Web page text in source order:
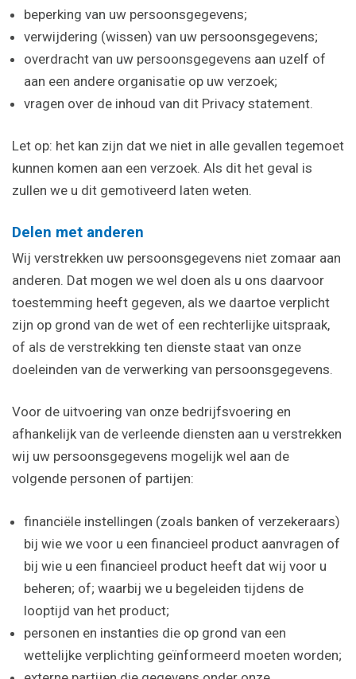
beperking van uw persoonsgegevens;
verwijdering (wissen) van uw persoonsgegevens;
overdracht van uw persoonsgegevens aan uzelf of
aan een andere organisatie op uw verzoek;
vragen over de inhoud van dit Privacy statement.
Let op: het kan zijn dat we niet in alle gevallen tegemoet
kunnen komen aan een verzoek. Als dit het geval is
zullen we u dit gemotiveerd laten weten.
Delen met anderen
Wij verstrekken uw persoonsgegevens niet zomaar aan
anderen. Dat mogen we wel doen als u ons daarvoor
toestemming heeft gegeven, als we daartoe verplicht
zijn op grond van de wet of een rechterlijke uitspraak,
of als de verstrekking ten dienste staat van onze
doeleinden van de verwerking van persoonsgegevens.
Voor de uitvoering van onze bedrijfsvoering en
afhankelijk van de verleende diensten aan u verstrekken
wij uw persoonsgegevens mogelijk wel aan de
volgende personen of partijen:
financiële instellingen (zoals banken of verzekeraars)
bij wie we voor u een financieel product aanvragen of
bij wie u een financieel product heeft dat wij voor u
beheren; of; waarbij we u begeleiden tijdens de
looptijd van het product;
personen en instanties die op grond van een
wettelijke verplichting geïnformeerd moeten worden;